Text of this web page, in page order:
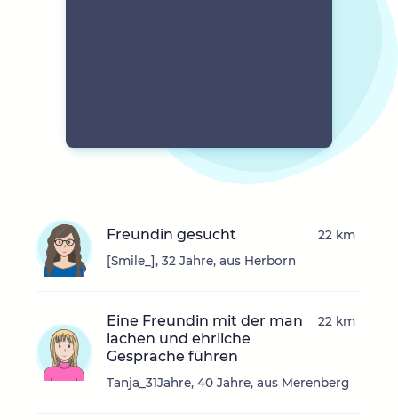
Freundin gesucht
[Smile_], 32 Jahre, aus Herborn
22 km
Eine Freundin mit der man
lachen und ehrliche
Gespräche führen
Tanja_31Jahre, 40 Jahre, aus Merenberg
22 km